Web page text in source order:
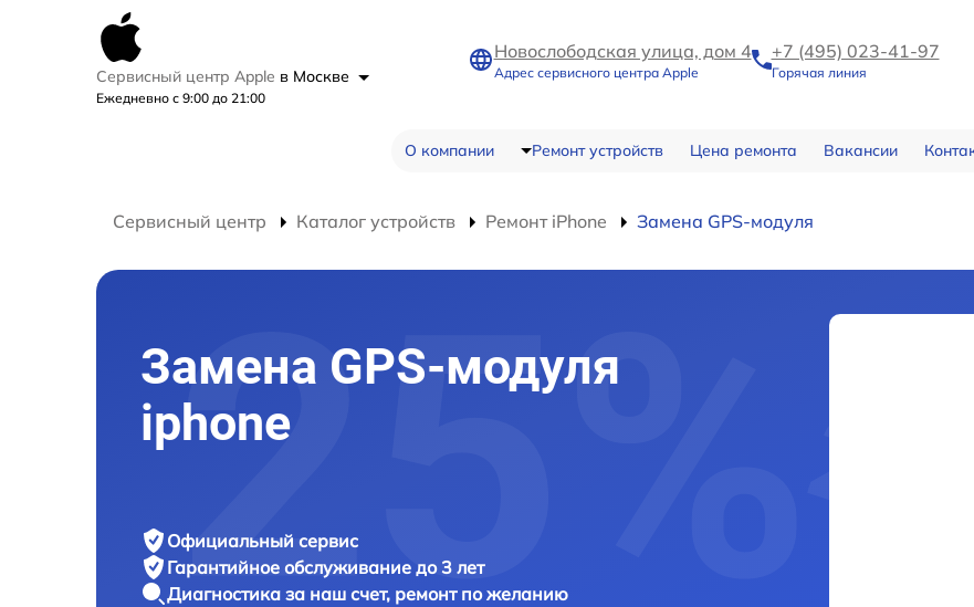
Сервисный центр Apple в Москве
Ежедневно с 9:00 до 21:00
Новослободская улица, дом 4
Адрес сервисного центра Apple
+7 (495) 023-41-97
Горячая линия
О компании Ремонт устройств Цена ремонта Вакансии
Сервисный центр Каталог устройств Ремонт iPhone Замена GPS-модуля
Замена GPS-модуля
iphone
Официальный сервис
Гарантийное обслуживание до 3 лет
Диагностика за наш счет, ремонт по желанию